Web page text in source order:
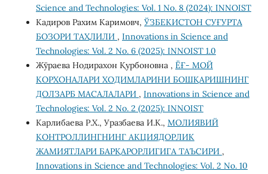
Science and Technologies: Vol. 1 No. 8 (2024): INNOIST
Кадиров Рахим Каримовч, ЎЗБЕКИСТОН СУҒУРТА
БОЗОРИ ТАҲЛИЛИ , Innovations in Science and
Technologies: Vol. 2 No. 6 (2025): INNOIST 1.0
Жўраева Нодирахон Қурбоновна , ЁҒ- МОЙ
КОРХОНАЛАРИ ХОДИМЛАРИНИ БОШҚАРИШНИНГ
ДОЛЗАРБ МАСАЛАЛАРИ , Innovations in Science and
Technologies: Vol. 2 No. 2 (2025): INNOIST
Карлибаева Р.Х., Уразбаева И.К., МОЛИЯВИЙ
КОНТРОЛЛИНГНИНГ АКЦИЯДОРЛИК
ЖАМИЯТЛАРИ БАРҚАРОРЛИГИГА ТАЪСИРИ ,
Innovations in Science and Technologies: Vol. 2 No. 10